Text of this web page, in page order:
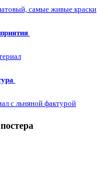
самые живые краски
с льняной фактурой